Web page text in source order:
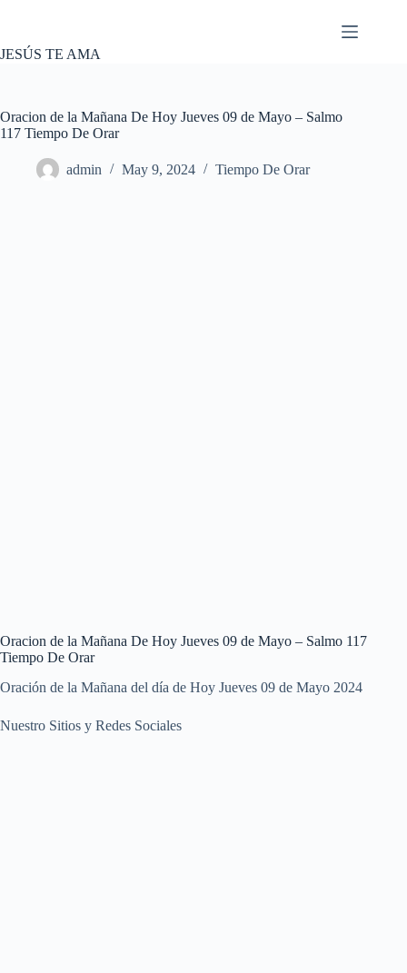
JESÚS TE AMA
Oracion de la Mañana De Hoy Jueves 09 de Mayo – Salmo
117 Tiempo De Orar
admin May 9, 2024 Tiempo De Orar
Oracion de la Mañana De Hoy Jueves 09 de Mayo – Salmo 117
Tiempo De Orar
Oración de la Mañana del día de Hoy Jueves 09 de Mayo 2024
Nuestro Sitios y Redes Sociales